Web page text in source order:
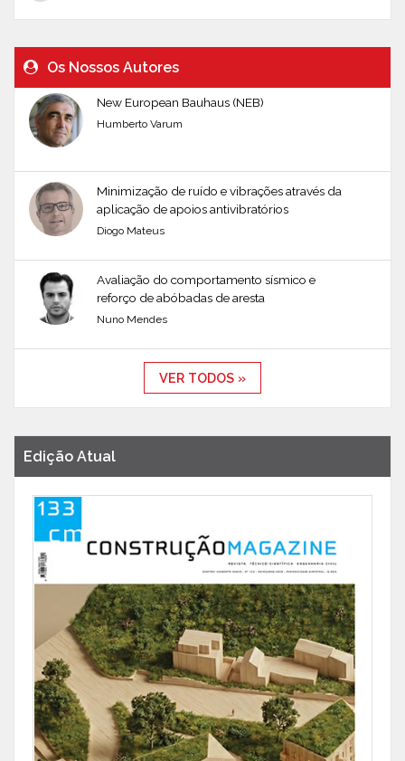
Os Nossos Autores
New European Bauhaus (NEB)
Humberto Varum
Minimização de ruído e vibrações através da
aplicação de apoios antivibratórios
Diogo Mateus
Avaliação do comportamento sísmico e
reforço de abóbadas de aresta
Nuno Mendes
VER TODOS »
Edição Atual